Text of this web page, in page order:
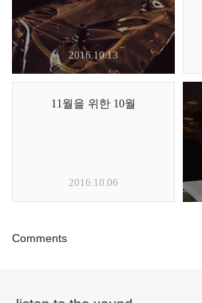
2016.10.13
11월을 위한 10월
2016.10.06
Comments